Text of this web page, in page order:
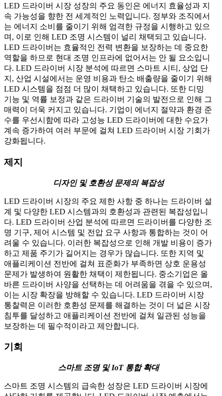
LED 드라이버 시장 성장의 주요 동인은 에너지 효율성과 지
속 가능성을 향한 전 세계적인 노력입니다. 정부와 조직에서
는 에너지 소비를 줄이기 위해 엄격한 규정을 시행하고 있으
며, 이로 인해 LED 조명 시스템이 널리 채택되고 있습니다.
LED 드라이버는 효율적인 전력 변환을 보장하는 데 중요한
역할을 하므로 현대 조명 인프라에 없어서는 안 될 요소입니
다. LED 드라이버 시장 분석에 따르면 스마트 시티, 상업 단
지, 산업 시설에서는 운영 비용과 탄소 배출량을 줄이기 위해
LED 시스템을 점점 더 많이 채택하고 있습니다. 또한 디밍
기능 및 역률 보정과 같은 드라이버 기술의 발전으로 인해 그
매력이 더욱 커지고 있습니다. 기업이 에너지 절약과 환경 준
수를 우선시함에 따라 고성능 LED 드라이버에 대한 수요가
계속 증가하여 여러 부문에 걸쳐 LED 드라이버 시장 기회가
강화됩니다.
제지
디자인 및 호환성 문제의 복잡성
LED 드라이버 시장의 주요 제한 사항 중 하나는 드라이버 설
계 및 다양한 LED 시스템과의 호환성과 관련된 복잡성입니
다. LED 드라이버 산업 분석에 따르면 드라이버를 다양한 조
명 기구, 제어 시스템 및 전압 요구 사항과 통합하는 것이 어
려울 수 있습니다. 이러한 복잡성으로 인해 개발 비용이 증가
하고 제품 주기가 길어지는 경우가 많습니다. 또한 지역 및
애플리케이션 전반에 걸쳐 표준화가 부족하면 상호 운용성
문제가 발생하여 원활한 채택이 제한됩니다. 중소기업은 올
바른 드라이버 사양을 선택하는 데 어려움을 겪을 수 있으며,
이는 시장 확장을 방해할 수 있습니다. LED 드라이버 시장
통찰력은 이러한 호환성 문제를 해결하는 것이 더 넓은 시장
침투를 달성하고 애플리케이션 전반에 걸쳐 일관된 성능을
보장하는 데 필수적이라고 제안합니다.
기회
스마트 조명 및 IoT 통합 확대
스마트 조명 시스템의 급속한 성장은 LED 드라이버 시장에